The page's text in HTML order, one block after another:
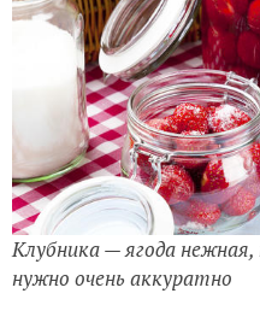
Клубника — ягода
нужно очень аккуратно